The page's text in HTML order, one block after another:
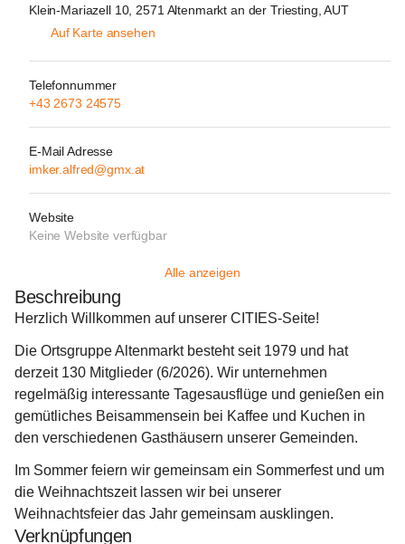
Klein-Mariazell 10, 2571 Altenmarkt an der Triesting, AUT
Auf Karte ansehen
Telefonnummer
+43 2673 24575
E-Mail Adresse
imker.alfred@gmx.at
Website
Keine Website verfügbar
Alle anzeigen
Beschreibung
Herzlich Willkommen auf unserer CITIES-Seite!
Die Ortsgruppe Altenmarkt besteht seit 1979 und hat
derzeit 130 Mitglieder (6/2026). Wir unternehmen
regelmäßig interessante Tagesausflüge und genießen ein
gemütliches Beisammensein bei Kaffee und Kuchen in
den verschiedenen Gasthäusern unserer Gemeinden.
Im Sommer feiern wir gemeinsam ein Sommerfest und um
die Weihnachtszeit lassen wir bei unserer
Weihnachtsfeier das Jahr gemeinsam ausklingen.
Verknüpfungen